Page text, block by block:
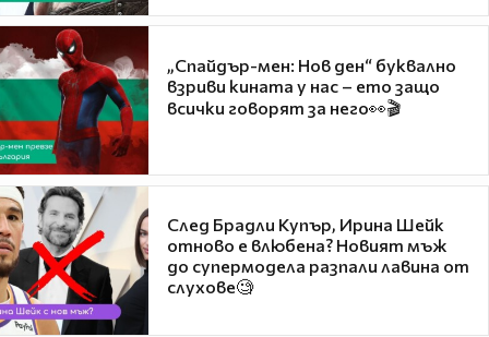
„Спайдър-мен: Нов ден“ буквално
взриви кината у нас – ето защо
всички говорят за него👀🎬
След Брадли Купър, Ирина Шейк
отново е влюбена? Новият мъж
до супермодела разпали лавина от
слухове🧐